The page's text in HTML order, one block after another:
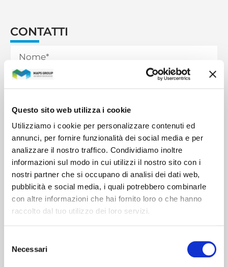
Questo sito web utilizza i cookie
Utilizziamo i cookie per personalizzare contenuti ed
annunci, per fornire funzionalità dei social media e per
analizzare il nostro traffico. Condividiamo inoltre
informazioni sul modo in cui utilizzi il nostro sito con i
nostri partner che si occupano di analisi dei dati web,
pubblicità e social media, i quali potrebbero combinarle
con altre informazioni che hai fornito loro o che hanno
raccolto dal tuo utilizzo dei loro servizi.
delNecessari
CONTATTI
Dichiaro di aver letto e compreso la
Privacy